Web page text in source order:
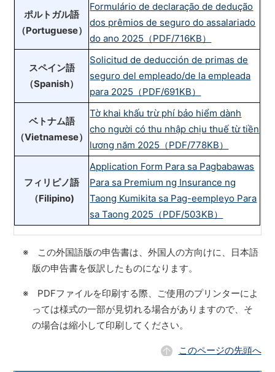
ポルトガル語
（Portuguese）
Formulário de declaração de dedução
dos prêmios de seguro do assalariado
do ano 2025（PDF/716KB）
スペイン語
（Spanish）
Solicitud de deducción de primas de
seguro del empleado/de la empleada
para 2025（PDF/691KB）
ベトナム語
（Vietnamese）
Tờ khai khấu trừ phí bảo hiểm dành
cho người có thu nhập chịu thuế từ tiền
lương năm 2025（PDF/778KB）
フィリピノ語
（Filipino)
Application Form Para sa Pagbabawas
Para sa Premium ng Insurance ng
Taong Kumikita sa Pag-eempleyo Para
sa Taong 2025（PDF/503KB）
※ この外国語版の申告書は、外国人の方向けに、日本語
版の申告書を仮訳したものになります。
※ PDFファイルを印刷する際、ご使用のプリンターによ
っては様式の一部が見切れる場合がありますので、そ
の場合は縮小して印刷してください。
このページの先頭へ